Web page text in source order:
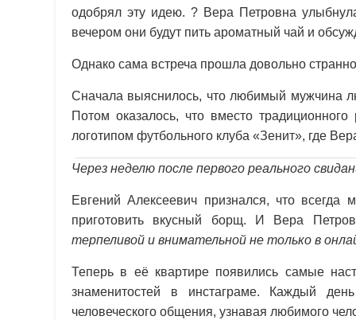
одобрял эту идею. ? Вера Петровна
вечером они будут пить ароматный чай и
Однако сама встреча прошла довольно
Сначала выяснилось, что любимый мужчина
Потом оказалось, что вместо
логотипом футбольного клуба «Зенит», где
Через неделю после первого реального
Евгений Алексеевич признался, что
приготовить вкусный борщ. И Вера
терпеливой и внимательной не только в
Теперь в её квартире появились самые
знаменитостей в инстаграме. Каждый
человеческого общения, узнавая любимого